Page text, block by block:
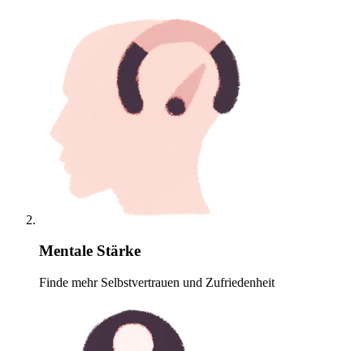
Mentale Stärke
Finde mehr Selbstvertrauen und Zufriedenheit